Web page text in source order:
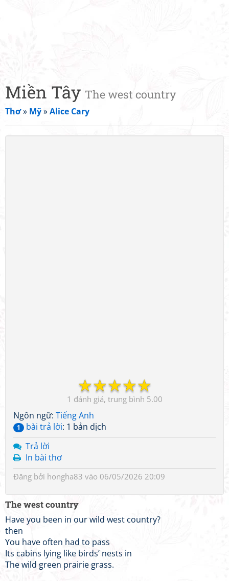
Miền Tây The west country
Thơ» Mỹ»Alice Cary
☆
☆
☆
☆
☆
1 5.00
Ngôn ngữ: Tiếng Anh
1 bài trả lời: 1 bản dịch
Trả lời
In bài thơ
Đăng bởi hongha83 vào 06/05/2026 20:09
The west country
Have you been in our wild west country?
then
You have often had to pass
Its cabins lying like birds’ nests in
The wild green prairie grass.